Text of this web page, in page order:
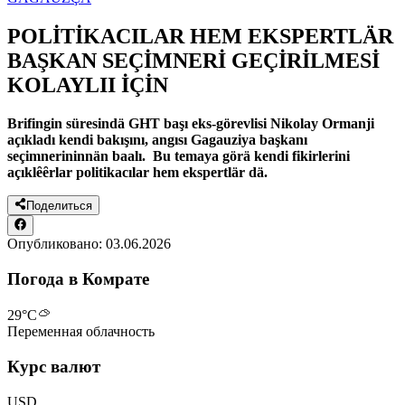
POLİTİKACILAR HEM EKSPERTLÄR
BAŞKAN SEÇİMNERİ GEÇİRİLMESİ
KOLAYLII İÇİN
Brifingin süresindä GHT başı eks-görevlisi Nikolay Ormanji
açıkladı kendi bakışını, angısı Gagauziya başkanı
seçimnerininnän baalı. Bu temaya görä kendi fikirlerini
açıklȇȇrlar politikacılar hem ekspertlär dä.
Поделиться
Опубликовано: 03.06.2026
Погода в Комрате
29°C
Переменная облачность
Курс валют
USD